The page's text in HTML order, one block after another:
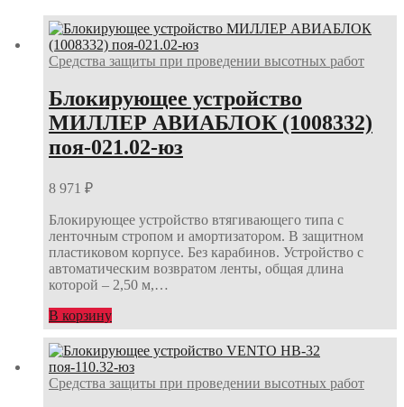
Средства защиты при проведении высотных работ
Блокирующее устройство
МИЛЛЕР АВИАБЛОК (1008332)
поя-021.02-юз
8 971 ₽
Блокирующее устройство втягивающего типа с
ленточным стропом и амортизатором. В защитном
пластиковом корпусе. Без карабинов. Устройство с
автоматическим возвратом ленты, общая длина
которой – 2,50 м,…
В корзину
Средства защиты при проведении высотных работ